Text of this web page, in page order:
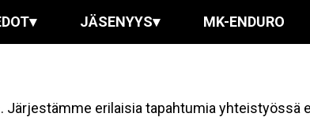
▾ JÄSENYYS▾ MK-ENDURO
erilaisia tapahtumia yhteistyössä